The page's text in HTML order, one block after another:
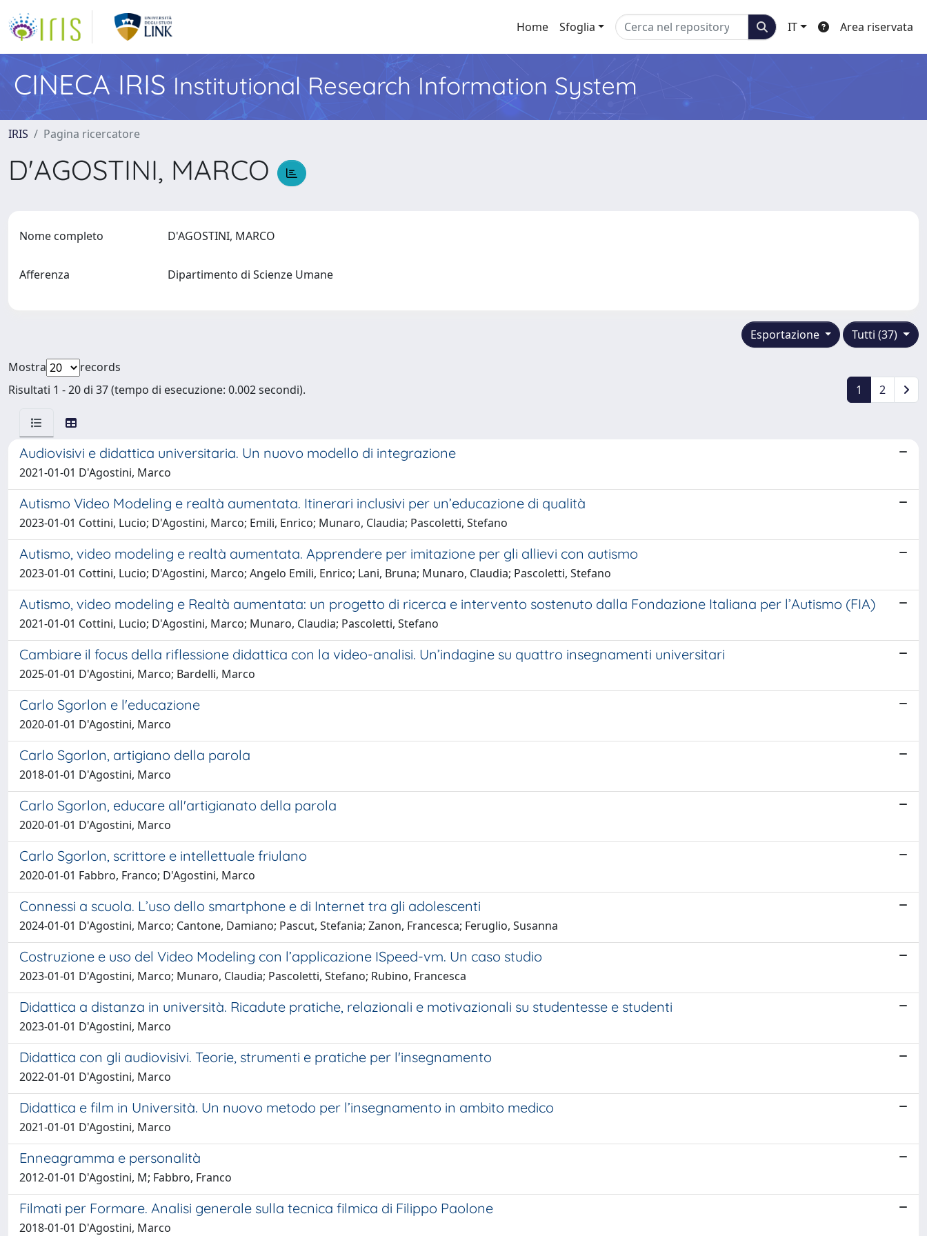
Home Sfoglia IT Area riservata
CINECA IRIS Institutional Research Information System
IRIS Pagina ricercatore
D'AGOSTINI, MARCO
Nome completo D'AGOSTINI, MARCO
Afferenza Dipartimento di Scienze Umane
Tutti (37)
Esportazione
Mostra
records
Risultati 1 - 20 di 37 (tempo di esecuzione: 0.002 secondi).
1 2
Audiovisivi e didattica universitaria. Un nuovo modello di integrazione
2021-01-01 D'Agostini, Marco
Autismo Video Modeling e realtà aumentata. Itinerari inclusivi per un’educazione di qualità
2023-01-01 Cottini, Lucio; D'Agostini, Marco; Emili, Enrico; Munaro, Claudia; Pascoletti, Stefano
Autismo, video modeling e realtà aumentata. Apprendere per imitazione per gli allievi con autismo
2023-01-01 Cottini, Lucio; D'Agostini, Marco; Angelo Emili, Enrico; Lani, Bruna; Munaro, Claudia; Pascoletti, Stefano
Autismo, video modeling e Realtà aumentata: un progetto di ricerca e intervento sostenuto dalla Fondazione Italiana per l’Autismo (FIA)
2021-01-01 Cottini, Lucio; D'Agostini, Marco; Munaro, Claudia; Pascoletti, Stefano
Cambiare il focus della riflessione didattica con la video-analisi. Un’indagine su quattro insegnamenti universitari
2025-01-01 D'Agostini, Marco; Bardelli, Marco
Carlo Sgorlon e l'educazione
2020-01-01 D'Agostini, Marco
Carlo Sgorlon, artigiano della parola
2018-01-01 D'Agostini, Marco
Carlo Sgorlon, educare all'artigianato della parola
2020-01-01 D'Agostini, Marco
Carlo Sgorlon, scrittore e intellettuale friulano
2020-01-01 Fabbro, Franco; D'Agostini, Marco
Connessi a scuola. L’uso dello smartphone e di Internet tra gli adolescenti
2024-01-01 D'Agostini, Marco; Cantone, Damiano; Pascut, Stefania; Zanon, Francesca; Feruglio, Susanna
Costruzione e uso del Video Modeling con l’applicazione ISpeed-vm. Un caso studio
2023-01-01 D'Agostini, Marco; Munaro, Claudia; Pascoletti, Stefano; Rubino, Francesca
Didattica a distanza in università. Ricadute pratiche, relazionali e motivazionali su studentesse e studenti
2023-01-01 D'Agostini, Marco
Didattica con gli audiovisivi. Teorie, strumenti e pratiche per l'insegnamento
2022-01-01 D'Agostini, Marco
Didattica e film in Università. Un nuovo metodo per l’insegnamento in ambito medico
2021-01-01 D'Agostini, Marco
Enneagramma e personalità
2012-01-01 D'Agostini, M; Fabbro, Franco
Filmati per Formare. Analisi generale sulla tecnica filmica di Filippo Paolone
2018-01-01 D'Agostini, Marco